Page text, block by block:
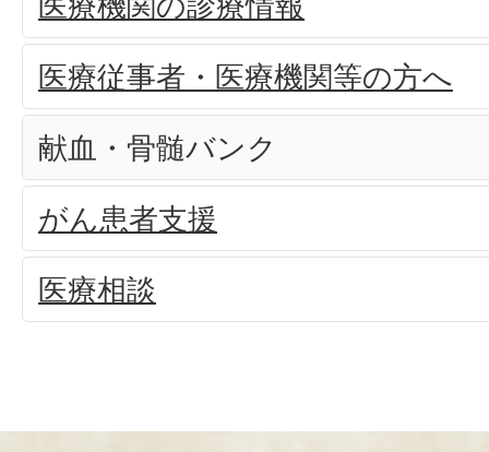
医療従事者・医療機関等の方へ
献血・骨髄バンク
がん患者支援
医療相談